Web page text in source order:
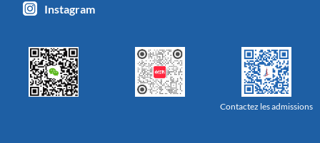
Instagram
Contactez les admissions